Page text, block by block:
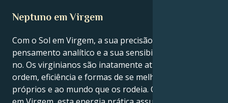
Neptuno em Virgem
Com o Sol em Virgem, a sua precisão, o seu
pensamento analítico e a sua sensibilidade definem-
no. Os virginianos são inatamente atraídos pela
ordem, eficiência e formas de se melhorarem a si
próprios e ao mundo que os rodeia. Com Neptuno